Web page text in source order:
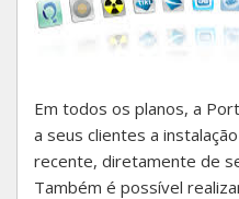
Em todos os planos, a
a seus clientes a
recente, diretamente de
Também é possível